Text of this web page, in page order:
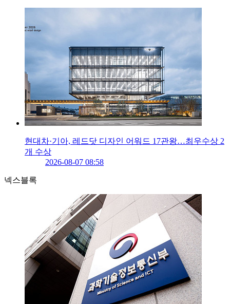
현대차·기아, 레드닷 디자인 어워드 17관왕…최우수상 2
개 수상
2026-08-07 08:58
넥스블록